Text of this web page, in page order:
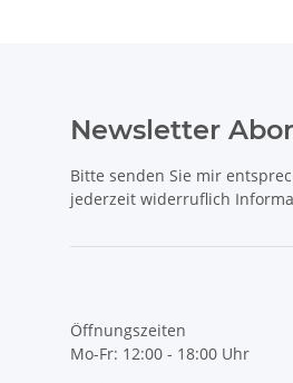
Newsletter
Bitte senden Sie mir
jederzeit widerruflich
Öffnungszeiten
Mo-Fr: 12:00 - 18:00 Uhr